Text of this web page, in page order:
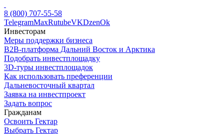
8 (800) 707-55-58
TelegramMaxRutubeVKDzenOk
Инвесторам
Меры поддержки бизнеса
B2B-платформа Дальний Восток и Арктика
Подобрать инвестплощадку
3D-туры инвестплощадок
Как использовать преференции
Дальневосточный квартал
Заявка на инвестпроект
Задать вопрос
Гражданам
Освоить Гектар
Выбрать Гектар